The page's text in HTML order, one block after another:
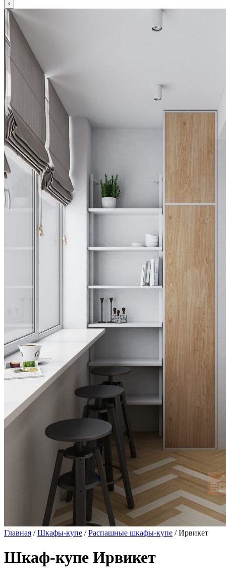
Главная /Шкафы-купе /Распашные шкафы-купе / Ирвикет
Шкаф-купе Ирвикет